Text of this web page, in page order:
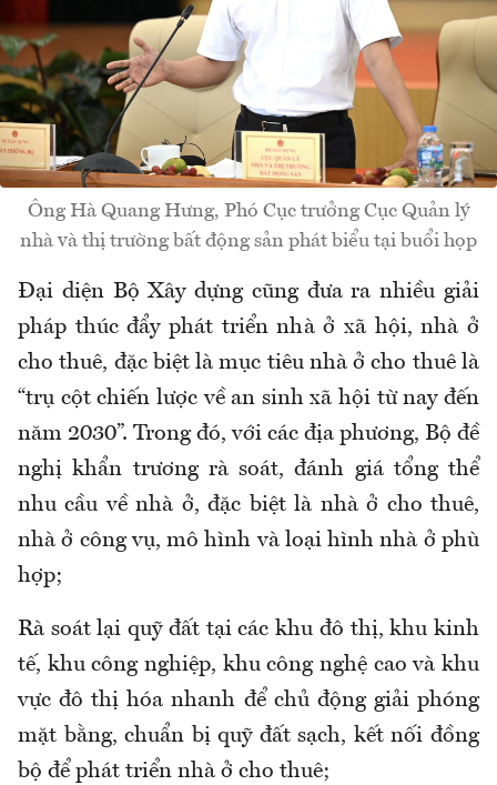
Ông Hà Quang Hưng, Phó Cục trưởng Cục Quản lý
nhà và thị trường bất động sản phát biểu tại buổi họp
Đại diện Bộ Xây dựng cũng đưa ra nhiều giải
pháp thúc đẩy phát triển nhà ở xã hội, nhà ở
cho thuê, đặc biệt là mục tiêu nhà ở cho thuê là
“trụ cột chiến lược về an sinh xã hội từ nay đến
năm 2030”. Trong đó, với các địa phương, Bộ đề
nghị khẩn trương rà soát, đánh giá tổng thể
nhu cầu về nhà ở, đặc biệt là nhà ở cho thuê,
nhà ở công vụ, mô hình và loại hình nhà ở phù
hợp;
Rà soát lại quỹ đất tại các khu đô thị, khu kinh
tế, khu công nghiệp, khu công nghệ cao và khu
vực đô thị hóa nhanh để chủ động giải phóng
mặt bằng, chuẩn bị quỹ đất sạch, kết nối đồng
bộ để phát triển nhà ở cho thuê;